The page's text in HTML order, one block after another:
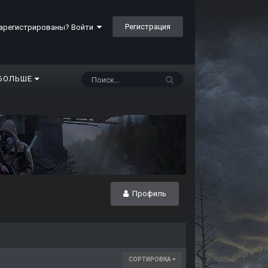
Войти Регистрация
Профиль
СОРТИРОВКА